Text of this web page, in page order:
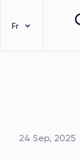
Fr
24 Sep, 2025